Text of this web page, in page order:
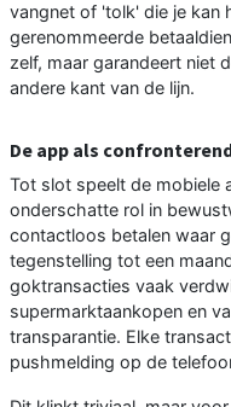
vangnet of 'tolk' die je kan
gerenommeerde
zelf, maar garandeert niet
andere kant van de lijn.
De app als
Tot slot speelt de mobiele
onderschatte rol in
contactloos betalen waar
tegenstelling tot een
goktransacties vaak
supermarktaankopen en
transparantie. Elke
pushmelding op de